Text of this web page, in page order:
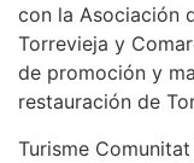
con la Asociación
Torrevieja y
de promoción y
restauración de
Turisme